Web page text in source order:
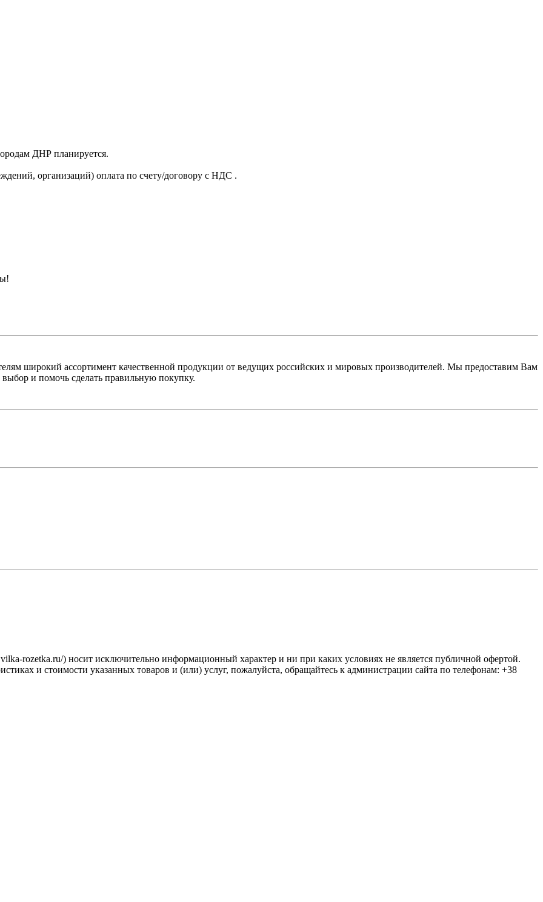
ДНР планируется.
организаций) оплата по счету/договору с НДС .
широкий ассортимент качественной продукции от ведущих российских и мировых производителей. Мы предоставим Вам
и помочь сделать правильную покупку.
rozetka.ru/) носит исключительно информационный характер и ни при каких условиях не является публичной офертой.
и стоимости указанных товаров и (или) услуг, пожалуйста, обращайтесь к администрации сайта по телефонам: +38